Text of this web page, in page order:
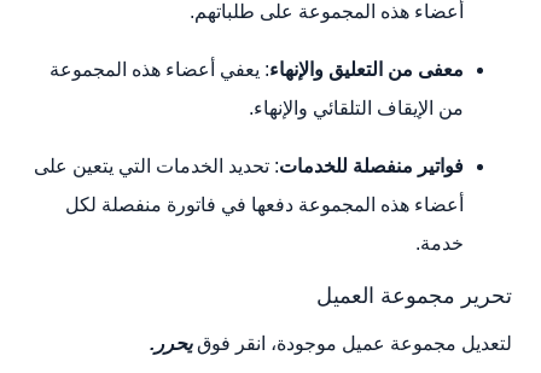
أعضاء هذه المجموعة على طلباتهم.
معفى من التعليق والإنهاء: يعفي أعضاء هذه المجموعة
من الإيقاف التلقائي والإنهاء.
فواتير منفصلة للخدمات: تحديد الخدمات التي يتعين على
أعضاء هذه المجموعة دفعها في فاتورة منفصلة لكل
خدمة.
تحرير مجموعة العميل
لتعديل مجموعة عميل موجودة، انقر فوقيحرر.